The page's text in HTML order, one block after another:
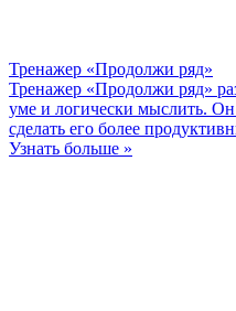
Тренажер «Продолжи ряд»
Тренажер «Продолжи ряд»
уме и логически мыслить. Он
сделать его более
Узнать больше »